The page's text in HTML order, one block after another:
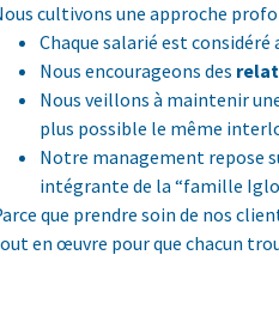
cultivons une approche
Chaque salarié est considéré
Nous encourageons des
Nous veillons à maintenir
plus possible le même
Notre management repose
intégrante de la “famille
que prendre soin de nos
en œuvre pour que chacun